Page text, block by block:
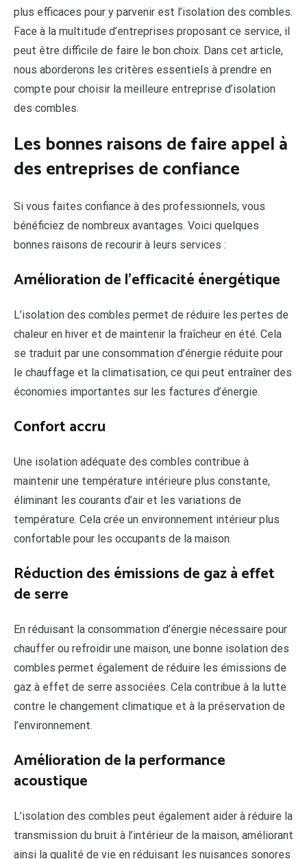
plus efficaces pour y parvenir est l’isolation des combles.
Face à la multitude d’entreprises proposant ce service, il
peut être difficile de faire le bon choix. Dans cet article,
nous aborderons les critères essentiels à prendre en
compte pour choisir la meilleure entreprise d’isolation
des combles.
Les bonnes raisons de faire appel à
des entreprises de confiance
Si vous faites confiance à des professionnels, vous
bénéficiez de nombreux avantages. Voici quelques
bonnes raisons de recourir à leurs services :
Amélioration de l’efficacité énergétique
L’isolation des combles permet de réduire les pertes de
chaleur en hiver et de maintenir la fraîcheur en été. Cela
se traduit par une consommation d’énergie réduite pour
le chauffage et la climatisation, ce qui peut entraîner des
économies importantes sur les factures d’énergie.
Confort accru
Une isolation adéquate des combles contribue à
maintenir une température intérieure plus constante,
éliminant les courants d’air et les variations de
température. Cela crée un environnement intérieur plus
confortable pour les occupants de la maison.
Réduction des émissions de gaz à effet
de serre
En réduisant la consommation d’énergie nécessaire pour
chauffer ou refroidir une maison, une bonne isolation des
combles permet également de réduire les émissions de
gaz à effet de serre associées. Cela contribue à la lutte
contre le changement climatique et à la préservation de
l’environnement.
Amélioration de la performance
acoustique
L’isolation des combles peut également aider à réduire la
transmission du bruit à l’intérieur de la maison, améliorant
ainsi la qualité de vie en réduisant les nuisances sonores